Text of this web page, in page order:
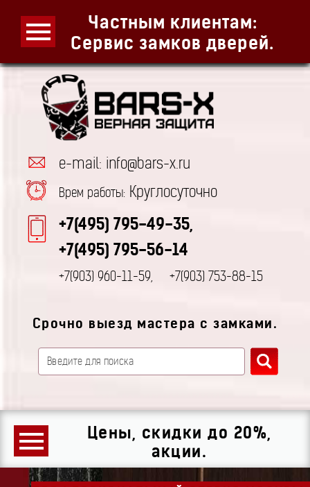
Частным клиентам:
Сервис замков дверей.
Срочно выезд мастера с замками.
e-mail: info@bars-x.ru
Врем работы: Круглосуточно
+7(495) 795-49-35,
+7(495) 795-56-14
+7(903) 960-11-59, +7(903) 753-88-15
Цены, скидки до 20%,
акции.